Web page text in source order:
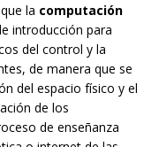
la computación
introducción para
del control y la
de manera que se
del espacio físico y el
de los
de enseñanza